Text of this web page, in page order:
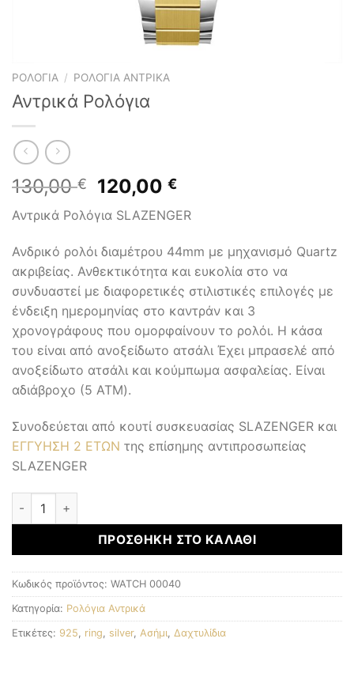
ΡΟΛΌΓΙΑ / ΡΟΛΌΓΙΑ ΑΝΤΡΙΚΆ
Αντρικά Ρολόγια
130,00€
Original
price
was:
130,00 €.
120,00€Η
τρέχουσα
τιμή
είναι:
120,00 €.
Αντρικά Ρολόγια SLAZENGER
Ανδρικό ρολόι διαμέτρου 44mm με μηχανισμό Quartz
ακριβείας. Ανθεκτικότητα και ευκολία στο να
συνδυαστεί με διαφορετικές στιλιστικές επιλογές με
ένδειξη ημερομηνίας στο καντράν και 3
χρονογράφους που ομορφαίνουν το ρολόι. Η κάσα
του είναι από ανοξείδωτο ατσάλι Έχει μπρασελέ από
ανοξείδωτο ατσάλι και κούμπωμα ασφαλείας. Είναι
αδιάβροχο (5 ATM).
Συνοδεύεται από κουτί συσκευασίας SLAZENGER και
ΕΓΓΥΗΣΗ 2 ΕΤΩΝ της επίσημης αντιπροσωπείας
SLAZENGER
Αντρικά Ρολόγια ποσότητα
ΠΡΟΣΘΉΚΗ ΣΤΟ ΚΑΛΆΘΙ
Κωδικός προϊόντος: WATCH 00040
Κατηγορία: Ρολόγια Αντρικά
Ετικέτες: 925 ring silver, Ασήμι Δαχτυλίδια